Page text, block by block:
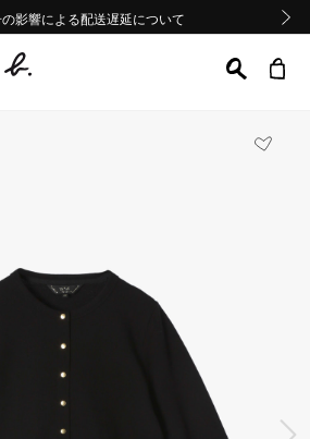
震の影響による配送遅延について
Sale 2buy10%OFF!!
影響による配送遅延について
震の影響による配送遅延について
Sale 2buy10%OFF!!